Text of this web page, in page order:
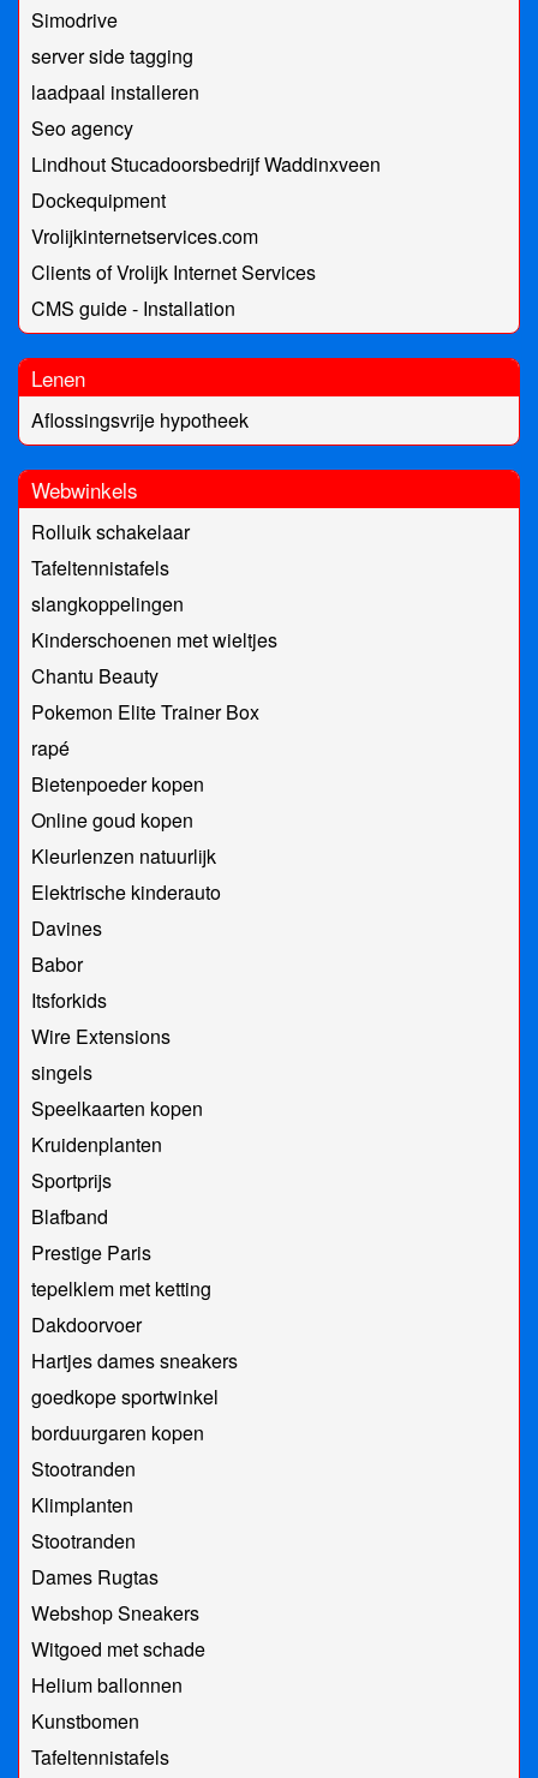
Simodrive
server side tagging
laadpaal installeren
Seo agency
Lindhout Stucadoorsbedrijf Waddinxveen
Dockequipment
Vrolijkinternetservices.com
Clients of Vrolijk Internet Services
CMS guide - Installation
Lenen
Aflossingsvrije hypotheek
Webwinkels
Rolluik schakelaar
Tafeltennistafels
slangkoppelingen
Kinderschoenen met wieltjes
Chantu Beauty
Pokemon Elite Trainer Box
rapé
Bietenpoeder kopen
Online goud kopen
Kleurlenzen natuurlijk
Elektrische kinderauto
Davines
Babor
Itsforkids
Wire Extensions
singels
Speelkaarten kopen
Kruidenplanten
Sportprijs
Blafband
Prestige Paris
tepelklem met ketting
Dakdoorvoer
Hartjes dames sneakers
goedkope sportwinkel
borduurgaren kopen
Stootranden
Klimplanten
Stootranden
Dames Rugtas
Webshop Sneakers
Witgoed met schade
Helium ballonnen
Kunstbomen
Tafeltennistafels